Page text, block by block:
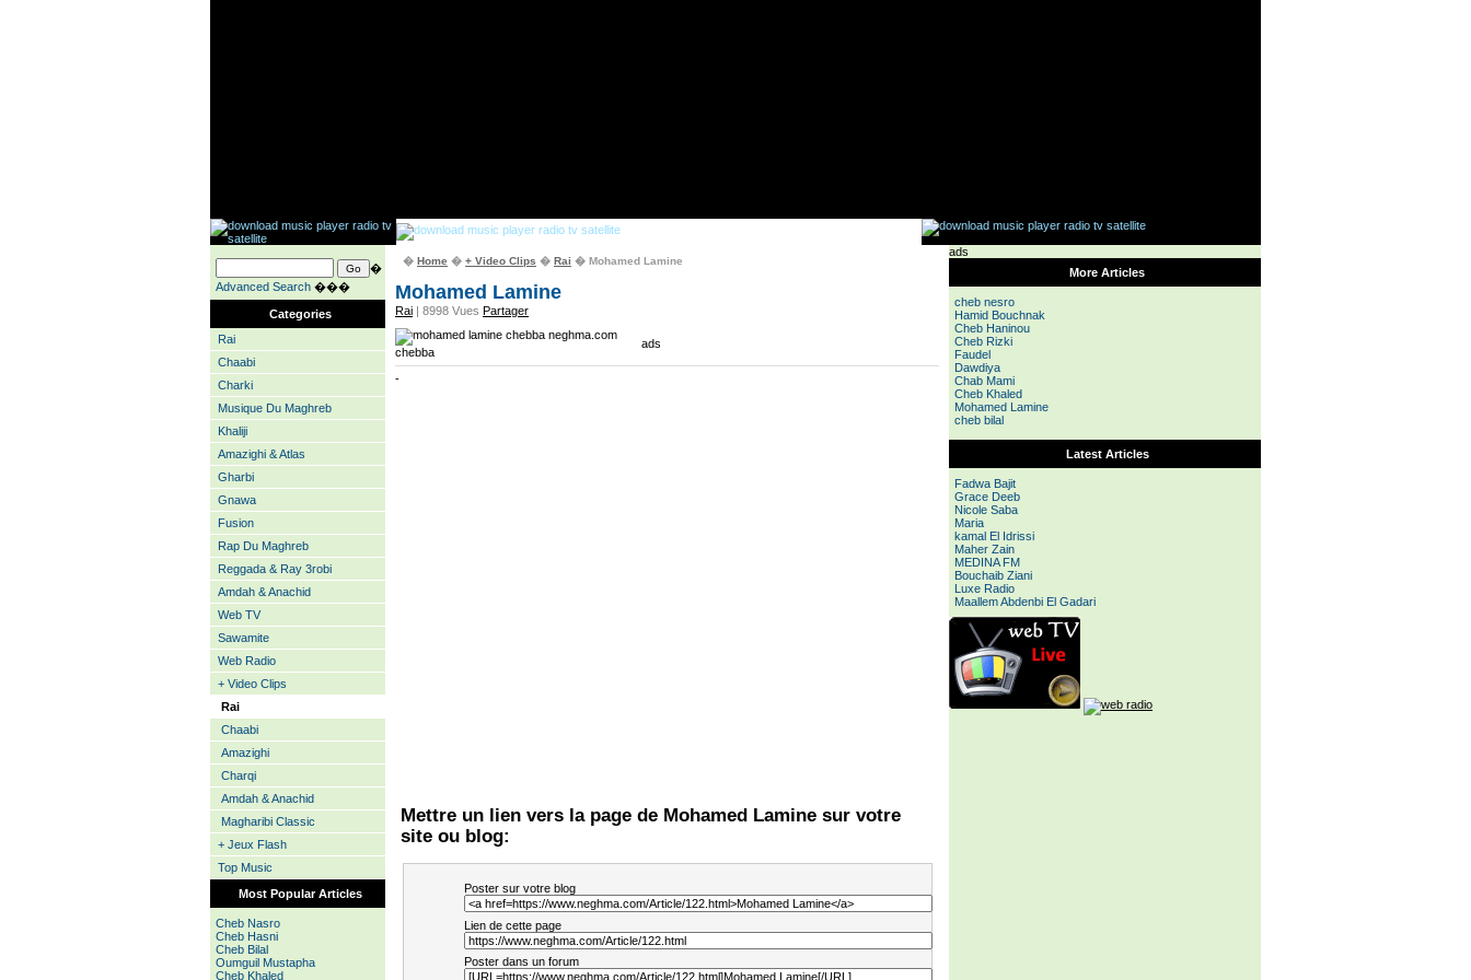
�
Advanced Search ���
Categories
Rai
Chaabi
Charki
Musique Du Maghreb
Khaliji
Amazighi & Atlas
Gharbi
Gnawa
Fusion
Rap Du Maghreb
Reggada & Ray 3robi
Amdah & Anachid
Web TV
Sawamite
Web Radio
+ Video Clips
Rai
Chaabi
Amazighi
Charqi
Amdah & Anachid
Magharibi Classic
+ Jeux Flash
Top Music
Most Popular Articles
Cheb Nasro
Cheb Hasni
Cheb Bilal
Oumguil Mustapha
Cheb Khaled
� Home � + Video Clips � Rai � Mohamed Lamine
Mohamed Lamine
Rai | 8998 Vues Partager
chebba
ads
-
Mettre un lien vers la page de Mohamed Lamine sur votre
site ou blog:
Poster sur votre blog
Lien de cette page
Poster dans un forum
ads
More Articles
cheb nesro
Hamid Bouchnak
Cheb Haninou
Cheb Rizki
Faudel
Dawdiya
Chab Mami
Cheb Khaled
Mohamed Lamine
cheb bilal
Latest Articles
Fadwa Bajit
Grace Deeb
Nicole Saba
Maria
kamal El Idrissi
Maher Zain
MEDINA FM
Bouchaib Ziani
Luxe Radio
Maallem Abdenbi El Gadari